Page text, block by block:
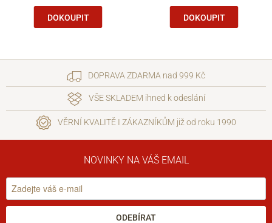
DOKOUPIT DOKOUPIT
DOPRAVA ZDARMA nad 999 Kč
VŠE SKLADEM ihned k odeslání
VĚRNÍ KVALITĚ I ZÁKAZNÍKŮM již od roku 1990
NOVINKY NA VÁŠ EMAIL
ODEBÍRAT